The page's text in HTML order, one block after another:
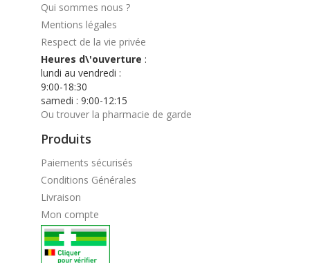
Qui sommes nous ?
Mentions légales
Respect de la vie privée
Heures d\'ouverture :
lundi au vendredi :
9:00-18:30
samedi : 9:00-12:15
Ou trouver la pharmacie de garde
Produits
Paiements sécurisés
Conditions Générales
Livraison
Mon compte